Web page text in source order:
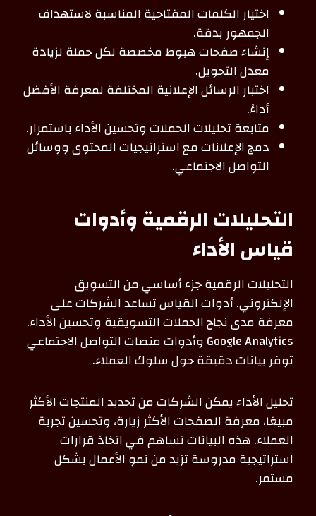
اختيار الكلمات المفتاحية المناسبة لاستهداف
الجمهور بدقة.
إنشاء صفحات هبوط مخصصة لكل حملة لزيادة
معدل التحويل.
اختبار الرسائل الإعلانية المختلفة لمعرفة الأفضل
أداءً.
متابعة تحليلات الحملات وتحسين الأداء باستمرار.
دمج الإعلانات مع استراتيجيات المحتوى ووسائل
التواصل الاجتماعي.
التحليلات الرقمية وأدوات
قياس الأداء
التحليلات الرقمية جزء أساسي من التسويق
الإلكتروني. أدوات القياس تساعد الشركات على
معرفة مدى نجاح الحملات التسويقية وتحسين الأداء.
Google Analytics وأدوات منصات التواصل الاجتماعي
توفر بيانات دقيقة حول سلوك العملاء.
تحليل الأداء يمكن الشركات من تحديد المنتجات الأكثر
مبيعًا، معرفة الصفحات الأكثر زيارة، وتحسين تجربة
العملاء. هذه البيانات تساهم في اتخاذ قرارات
استراتيجية مدروسة تزيد من نمو الأعمال بشكل
مستمر.